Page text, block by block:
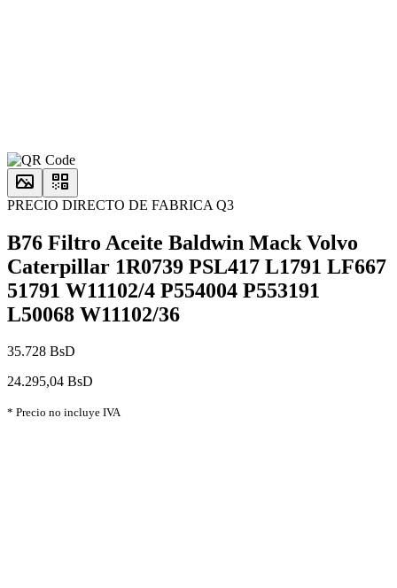
PRECIO DIRECTO DE FABRICA Q3
B76 Filtro Aceite Baldwin Mack Volvo
Caterpillar 1R0739 PSL417 L1791 LF667
51791 W11102/4 P554004 P553191
L50068 W11102/36
35.728 BsD
24.295,04 BsD
* Precio no incluye IVA